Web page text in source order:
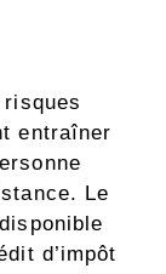
entraîner
Le
d’impôt